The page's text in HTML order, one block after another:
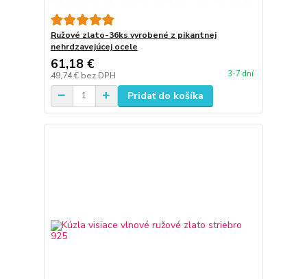
Ružové zlato-36ks vyrobené z pikantnej
nehrdzavejúcej ocele
61,18 €
49,74 € bez DPH 3-7 dní
Pridať do košíka